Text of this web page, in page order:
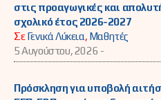
στις προαγωγικές και
σχολικό έτος 2026-2027
ΣεΓενικά Λύκεια, Μαθητές
5 Αυγούστου, 2026 -
Πρόσκληση για υποβολή